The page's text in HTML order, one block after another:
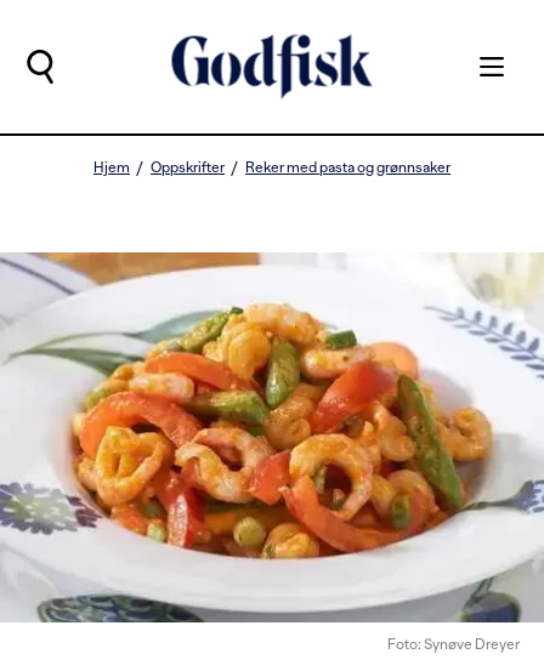
Hjem Oppskrifter Reker med pasta og grønnsaker
Foto: Synøve Dreyer